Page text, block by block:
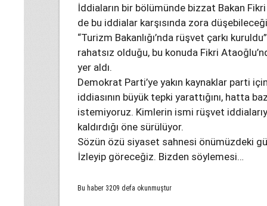
İddiaların bir bölümünde bizzat Bakan
de bu iddialar karşısında zora
“Turizm Bakanlığı’nda rüşvet çarkı
rahatsız olduğu, bu konuda Fikri
yer aldı.
Demokrat Parti’ye yakın kaynaklar parti
iddiasının büyük tepki yarattığını, hatta
istemiyoruz. Kimlerin ismi rüşvet
kaldırdığı öne sürülüyor.
Sözün özü siyaset sahnesi önümüzdeki
İzleyip göreceğiz. Bizden söylemesi…
Bu haber 3209 defa okunmuştur